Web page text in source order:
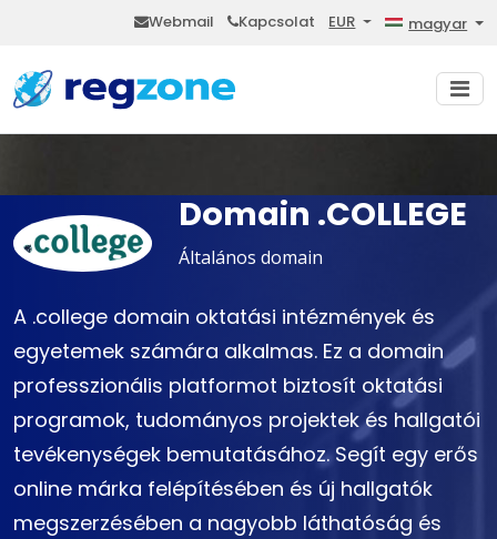
Webmail Kapcsolat EUR magyar
Domain .COLLEGE
Általános domain
A .college domain oktatási intézmények és
egyetemek számára alkalmas. Ez a domain
professzionális platformot biztosít oktatási
programok, tudományos projektek és hallgatói
tevékenységek bemutatásához. Segít egy erős
online márka felépítésében és új hallgatók
megszerzésében a nagyobb láthatóság és